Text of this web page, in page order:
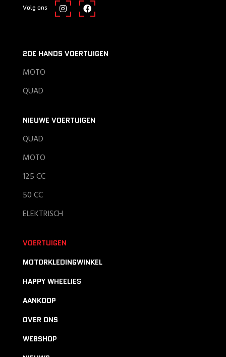
Volg ons
2DE HANDS VOERTUIGEN
MOTO
QUAD
NIEUWE VOERTUIGEN
QUAD
MOTO
125 CC
50 CC
ELEKTRISCH
VOERTUIGEN
MOTORKLEDINGWINKEL
HAPPY WHEELIES
AANKOOP
OVER ONS
WEBSHOP